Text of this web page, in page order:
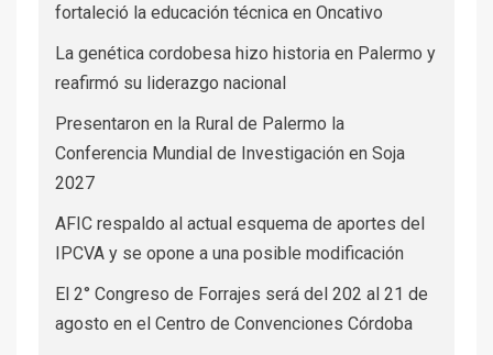
fortaleció la educación técnica en Oncativo
La genética cordobesa hizo historia en Palermo y
reafirmó su liderazgo nacional
Presentaron en la Rural de Palermo la
Conferencia Mundial de Investigación en Soja
2027
AFIC respaldo al actual esquema de aportes del
IPCVA y se opone a una posible modificación
El 2° Congreso de Forrajes será del 202 al 21 de
agosto en el Centro de Convenciones Córdoba